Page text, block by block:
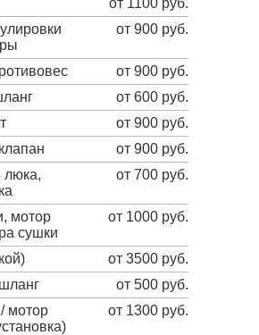
от 1100 руб.
от 900 руб.
от 900 руб.
от 600 руб.
от 900 руб.
от 900 руб.
люка,
от 700 руб.
мотор
сушки
от 1000 руб.
от 3500 руб.
от 500 руб.
мотор
от 1300 руб.